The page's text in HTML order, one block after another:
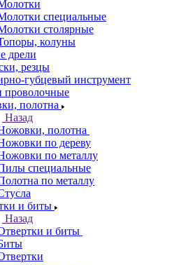
специальные
столярные
колуны
дрели
резцы
губцевый инструмент
проволочные
полотна
Назад
полотна
по дереву
по металлу
специальные
по металлу
и биты
Назад
и биты